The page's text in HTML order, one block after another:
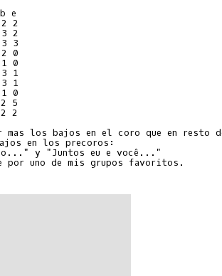
2
2
3
0
0
1
1
0
5
2
mas los bajos en el coro que en resto
en los precoros:
yo..." y "Juntos eu e você..."
por uno de mis grupos favoritos.